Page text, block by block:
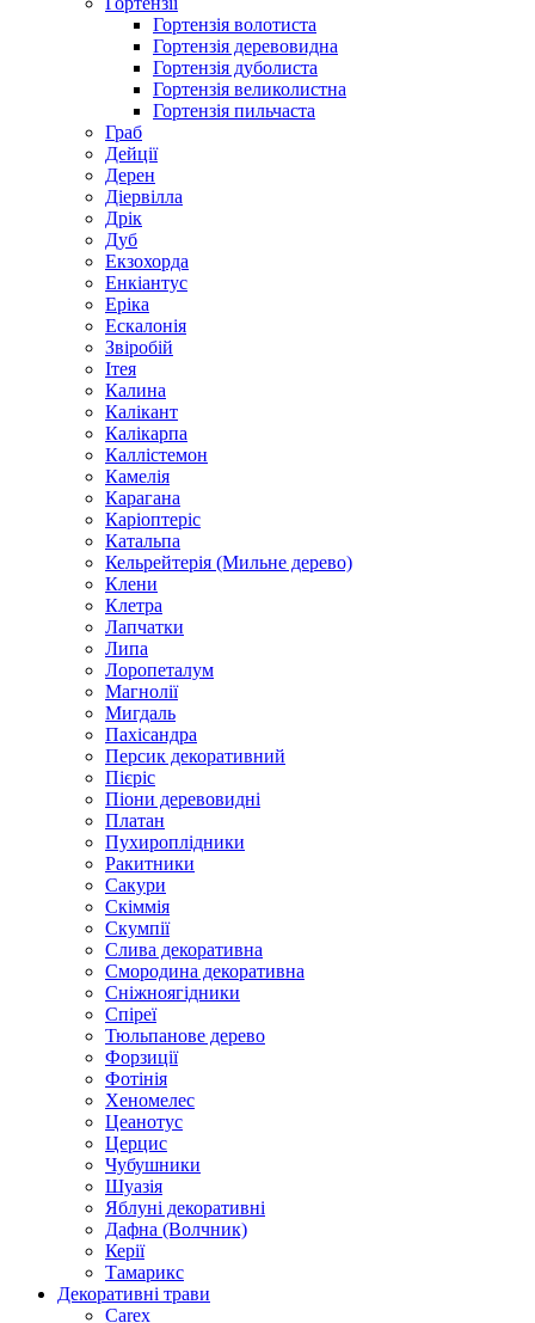
Гортензія волотиста
Гортензія деревовидна
Гортензія дуболиста
Гортензія великолистна
Гортензія пильчаста
Граб
Дейції
Дерен
Діервілла
Дрік
Дуб
Екзохорда
Енкіантус
Еріка
Ескалонія
Звіробій
Ітея
Калина
Калікант
Калікарпа
Каллістемон
Камелія
Карагана
Каріоптеріс
Катальпа
Кельрейтерія (Мильне дерево)
Клени
Клетра
Лапчатки
Липа
Лоропеталум
Магнолії
Мигдаль
Пахісандра
Персик декоративний
Пієріс
Піони деревовидні
Платан
Пухироплідники
Ракитники
Сакури
Скіммія
Скумпії
Слива декоративна
Смородина декоративна
Сніжноягідники
Спіреї
Тюльпанове дерево
Форзиції
Фотінія
Хеномелес
Цеанотус
Церцис
Чубушники
Шуазія
Яблуні декоративні
Дафна (Волчник)
Керії
Тамарикс
Декоративні трави
Carex